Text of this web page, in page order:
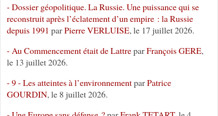
- Dossier géopolitique. La Russie. Une puissance qui se
reconstruit après l’éclatement d’un empire : la Russie
depuis 1991 parPierre VERLUISE, le 17 juillet 2026.
- Au Commencement était de LattreparFrançois GERE,
le 13 juillet 2026.
- 9 - Les atteintes à l’environnementparPatrice
GOURDIN, le 8 juillet 2026.